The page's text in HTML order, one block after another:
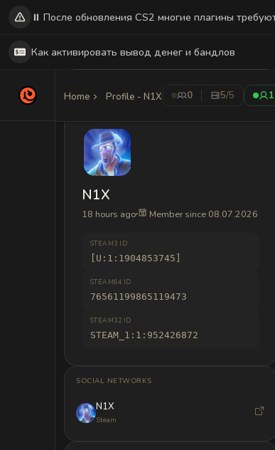
Home Profile - N1X 0 5/5
N1X
18 hours ago Member since 08.07.2026
STEAM3 ID
[U:1:1904853745]
STEAM64 ID
76561199865119473
STEAM32 ID
STEAM_1:1:952426872
SOCIAL NETWORKS
N1X
Steam
⏸️ После обновления CS2 многие плагины
Как активировать вывод денег и бандлов